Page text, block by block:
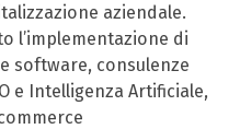
aziendale.
l’implementazione di
software, consulenze
e Intelligenza Artificiale,